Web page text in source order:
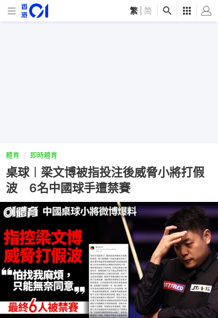
繁 简
體育 即時體育
桌球︱梁文博被指投注後威脅小將打假
波 6名中國球手遭禁賽